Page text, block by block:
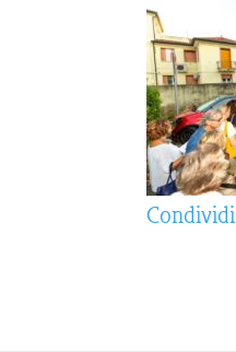
Condividi